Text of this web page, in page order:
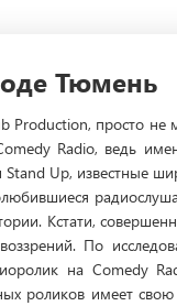
Тюмень
Production, просто не
Radio, ведь
Up, известные
Кстати,
По
на Comedy
роликов имеет